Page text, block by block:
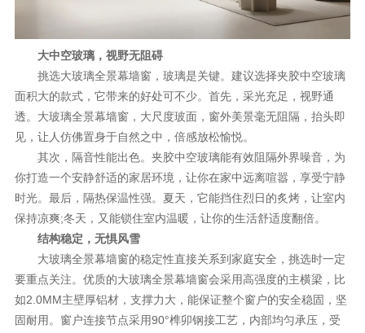
新标赋能中心
品牌资讯
新标铝业
大中空玻璃，视野无阻碍
挑选大玻璃全景幕墙窗，玻璃是关键。建议选择夹胶中空玻璃
面积大的款式，它带来的好处可不少。首先，采光充足，视野通
透。大玻璃全景幕墙窗，大尺度玻面，窗外美景毫无阻隔，抬头即
见，让人仿佛置身于自然之中，倍感放松愉悦。
其次，隔音性能出色。夹胶中空玻璃能有效阻隔外界噪音，为
你打造一个安静舒适的家居环境，让你在家中远离喧嚣，享受宁静
时光。最后，隔热保温性强。夏天，它能挡住烈日的炙烤，让室内
保持凉爽;冬天，又能锁住室内温暖，让你的生活舒适度翻倍。
结构稳定，无惧风雪
大玻璃全景幕墙窗的稳定性直接关系到家庭安全，挑选时一定
要重点关注。优质的大玻璃全景幕墙窗会采用高强度的主横梁，比
如2.0MM主壁厚铝材，支撑力大，能保证整个窗户的安全稳固，坚
固耐用。窗户连接节点采用90°榫卯钢接工艺，内部均匀承压，受